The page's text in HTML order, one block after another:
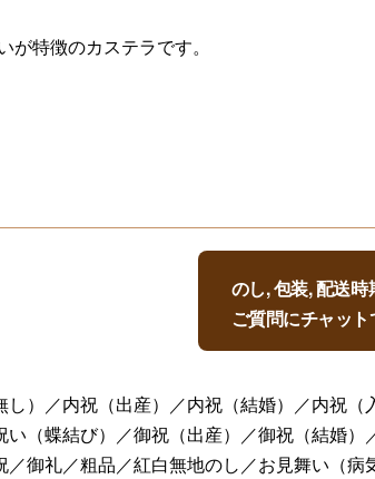
特徴のカステラです。
のし, 包装, 配送
ご質問にチャット
し）／内祝（出産）／内祝（結婚）／内祝
い（蝶結び）／御祝（出産）／御祝（結婚
／御礼／粗品／紅白無地のし／お見舞い（